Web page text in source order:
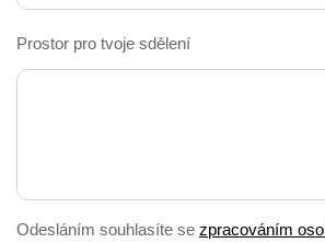
Prostor pro tvoje sdělení
Odesláním souhlasíte se zpracováním